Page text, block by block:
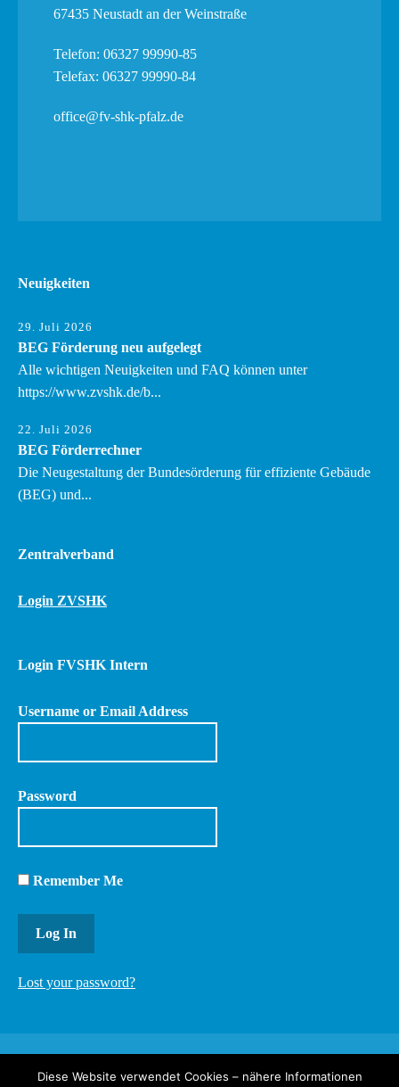
67435 Neustadt an der Weinstraße
Telefon: 06327 99990-85
Telefax: 06327 99990-84
office@fv-shk-pfalz.de
Neuigkeiten
29. Juli 2026
BEG Förderung neu aufgelegt
Alle wichtigen Neuigkeiten und FAQ können unter
https://www.zvshk.de/b...
22. Juli 2026
BEG Förderrechner
Die Neugestaltung der Bundesörderung für effiziente Gebäude
(BEG) und...
Zentralverband
Login ZVSHK
Login FVSHK Intern
Username or Email Address
Password
Remember Me
Lost your password?
Diese Website verwendet Cookies – nähere Informationen